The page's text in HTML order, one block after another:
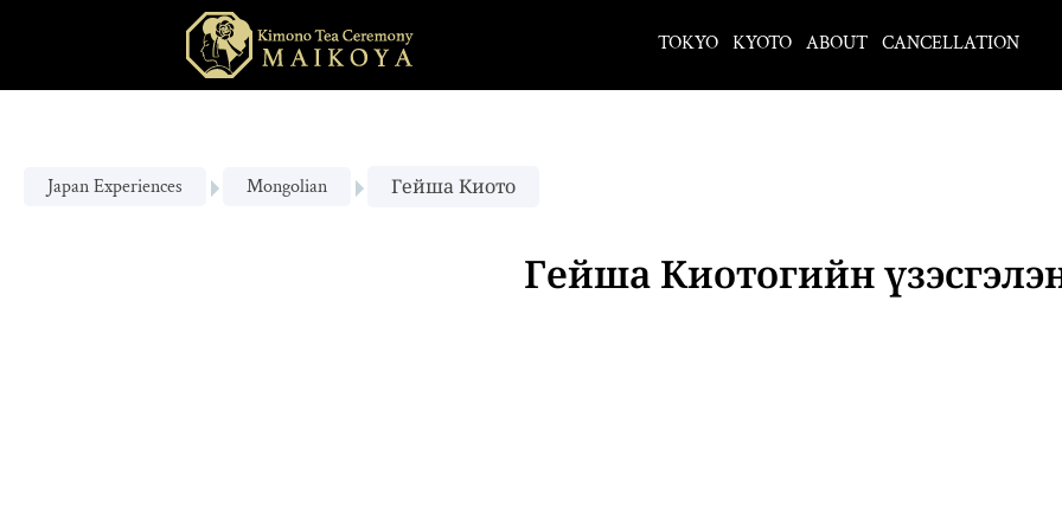
TOKYO KYOTO ABOUT CANCELLATION
Japan Experiences Mongolian Гейша Киото
Гейша Киотогийн